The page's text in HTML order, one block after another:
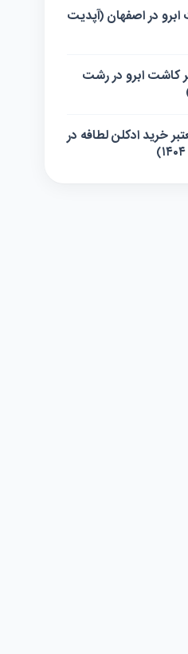
ابرو در اصفهان (آپدیت
کاشت ابرو در رشت
خرید ادکلن لطافه در